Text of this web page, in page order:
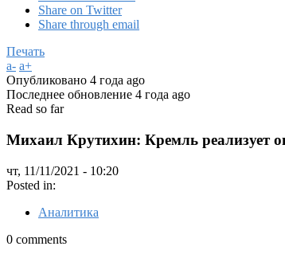
Share on Twitter
Share through email
Печать
a- a+
Опубликовано 4 года ago
Последнее обновление 4 года ago
Read so far
Михаил Крутихин: Кремль реализует
чт, 11/11/2021 - 10:20
Posted in:
Аналитика
0 comments